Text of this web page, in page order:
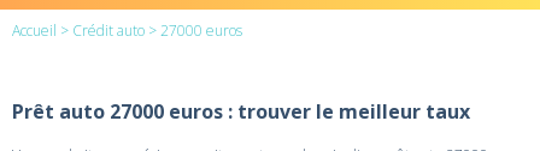
Accueil > Crédit auto > 27000 euros
Prêt auto 27000 euros : trouver le meilleur taux